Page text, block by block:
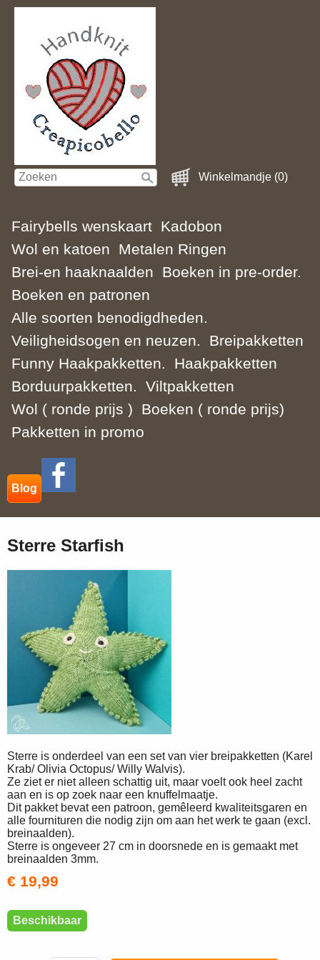
Winkelmandje (0)
Fairybells wenskaart Kadobon
Wol en katoen
Metalen Ringen
Brei-en haaknaalden
Boeken in pre-order.
Boeken en patronen
Alle soorten benodigdheden.
Veiligheidsogen en neuzen.
Breipakketten
Funny Haakpakketten.
Haakpakketten
Borduurpakketten.
Viltpakketten
Wol ( ronde prijs )
Boeken ( ronde prijs)
Pakketten in promo
Blog
Sterre Starfish
Sterre is onderdeel van een set van vier breipakketten (Karel
Krab/ Olivia Octopus/ Willy Walvis).
Ze ziet er niet alleen schattig uit, maar voelt ook heel zacht
aan en is op zoek naar een knuffelmaatje.
Dit pakket bevat een patroon, gemêleerd kwaliteitsgaren en
alle fournituren die nodig zijn om aan het werk te gaan (excl.
breinaalden).
Sterre is ongeveer 27 cm in doorsnede en is gemaakt met
breinaalden 3mm.
€ 19,99
Beschikbaar